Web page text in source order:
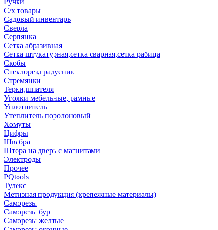
Ручки
С/х товары
Садовый инвентарь
Сверла
Серпянка
Сетка абразивная
Сетка штукатурная,сетка сварная,сетка рабица
Скобы
Стеклорез,градусник
Стремянки
Терки,шпателя
Уголки мебельные, рамные
Уплотнитель
Утеплитель поролоновый
Хомуты
Цифры
Швабра
Штора на дверь с магнитами
Электроды
Прочее
PQtools
Тулекс
Метизная продукция (крепежные материалы)
Саморезы
Саморезы бур
Саморезы желтые